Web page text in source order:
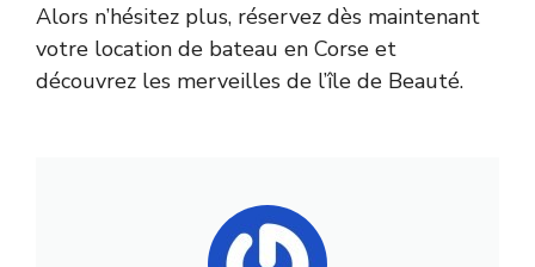
Alors n’hésitez plus, réservez dès maintenant
votre location de bateau en Corse et
découvrez les merveilles de l’île de Beauté.